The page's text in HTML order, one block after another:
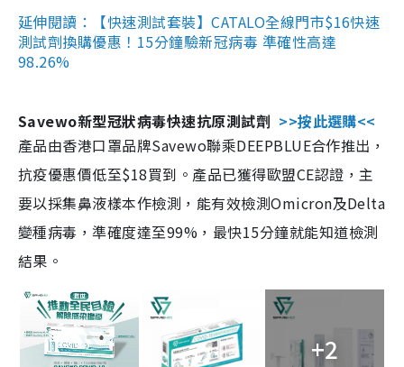
延伸閱讀：【快速測試套裝】CATALO全線門市$16快速
測試劑換購優惠！15分鐘驗新冠病毒 準確性高達
98.26%
Savewo新型冠狀病毒快速抗原測試劑 >>按此選購<<
產品由香港口罩品牌Savewo聯乘DEEPBLUE合作推出，
抗疫優惠價低至$18買到。產品已獲得歐盟CE認證，主
要以採集鼻液樣本作檢測，能有效檢測Omicron及Delta
變種病毒，準確度達至99%，最快15分鐘就能知道檢測
結果。
+2